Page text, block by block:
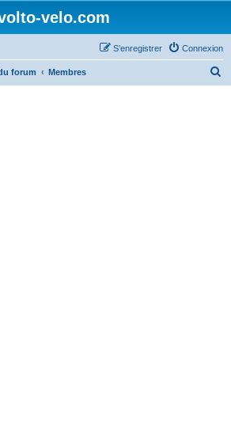
velo.com
Connexion
S’enregistrer
forum Membres